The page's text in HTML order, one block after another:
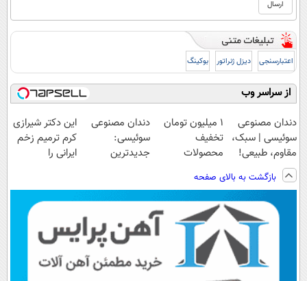
اعتبارسنجی دیزل ژنراتور بوکینگ
از سراسر وب
دندان مصنوعی
سوئیسی | سبک،
مقاوم، طبیعی!
ویزیت
رایگان+پرداخت
اقساطی😍
۱ میلیون تومان
تخفیف
محصولات
نزدیک‌تر به
شروع کاهش
وزن
دندان مصنوعی
سوئیسی:
جدیدترین
پرداخت قسطی
این دکتر شیرازی
کرم ترمیم زخم
ایرانی را
بازگشت به بالای صفحه